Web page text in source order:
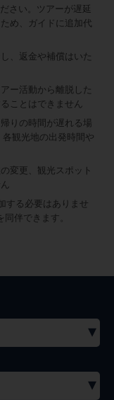
さい。ツアーが遅延
め、ガイドに追加代
、返金や補償はいた
ー活動から離脱した
ことはできません
りの時間が遅れる場
観光地の出発時間や
変更、観光スポット
する必要はありませ
伴できます。
▾
▾